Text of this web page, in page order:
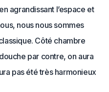
agrandissant l’espace et
nous nous sommes
Côté chambre
par contre, on aura
pas été très harmonieux